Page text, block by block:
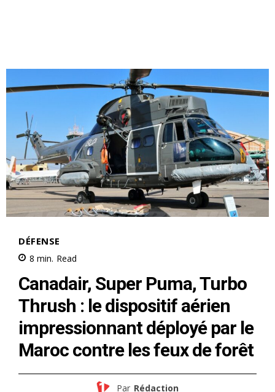
le1.ma
l'intelligence de
l'information
Insight Publications